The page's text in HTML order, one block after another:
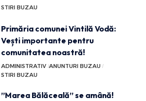
STIRI BUZAU
Primăria comunei Vintilă Vodă:
Vești importante pentru
comunitatea noastră!
ADMINISTRATIV ANUNTURI BUZAU
STIRI BUZAU
”Marea Bălăceală” se amână!